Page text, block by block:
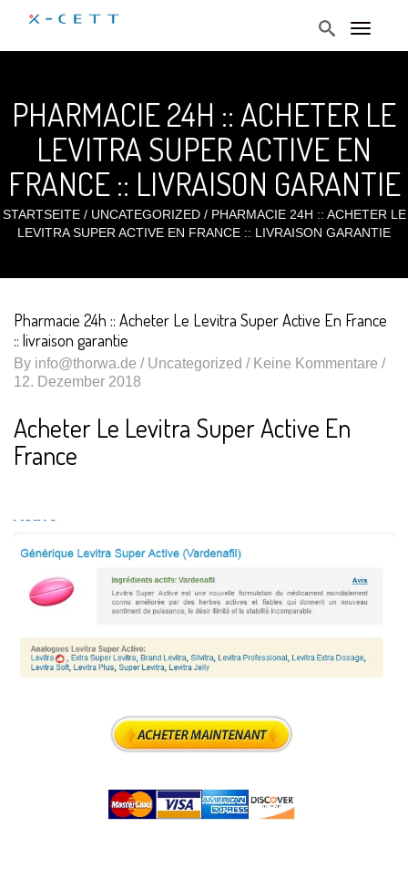
T
v
g
i
o
PHARMACIE 24H :: ACHETER LE
LEVITRA SUPER ACTIVE EN
FRANCE :: LIVRAISON GARANTIE
STARTSEITE/ UNCATEGORIZED/ PHARMACIE 24H :: ACHETER LE
LEVITRA SUPER ACTIVE EN FRANCE :: LIVRAISON GARANTIE
Pharmacie 24h :: Acheter Le Levitra Super Active En France
:: livraison garantie
By info@thorwa.de / Uncategorized / Keine Kommentare /
12. Dezember 2018
Acheter Le Levitra Super Active En
France